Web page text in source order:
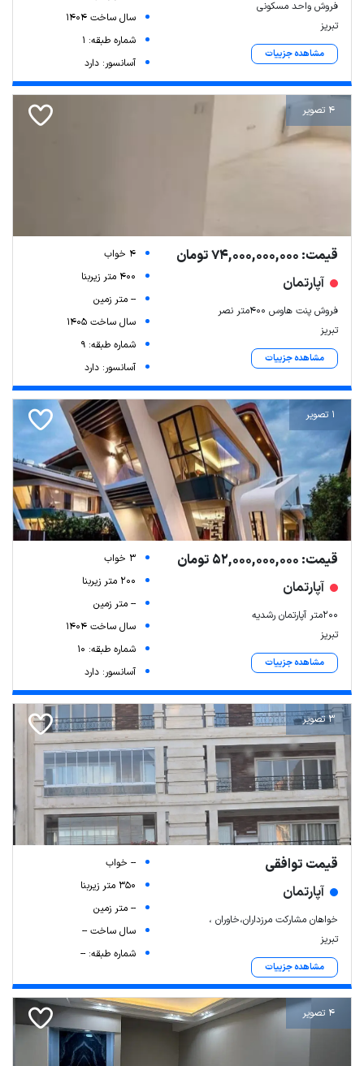
فروش واحد مسکونی
تبریز
مشاهده جزییات
سال ساخت 1404
شماره طبقه: 1
آسانسور: دارد
4 تصویر
قیمت: 74,000,000,000 تومان
آپارتمان
فروش پنت هاوس ۴۰۰متر نصر
تبریز
مشاهده جزییات
4 خواب
400 متر زیربنا
-- متر زمین
سال ساخت 1405
شماره طبقه: 9
آسانسور: دارد
1 تصویر
قیمت: 52,000,000,000 تومان
آپارتمان
۲۰۰متر آپارتمان رشدیه
تبریز
مشاهده جزییات
3 خواب
200 متر زیربنا
-- متر زمین
سال ساخت 1404
شماره طبقه: 10
آسانسور: دارد
3 تصویر
قیمت توافقی
آپارتمان
خواهان مشارکت مرزداران،خاوران ،
تبریز
مشاهده جزییات
-- خواب
350 متر زیربنا
-- متر زمین
سال ساخت --
شماره طبقه: --
4 تصویر